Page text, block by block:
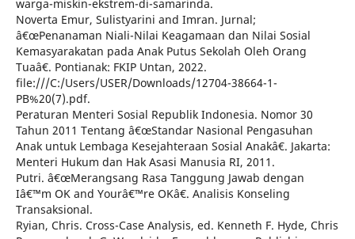
warga-miskin-ekstrem-di-samarinda.
Noverta Emur, Sulistyarini and Imran. Jurnal;
â€œPenanaman Niali-Nilai Keagamaan dan Nilai Sosial
Kemasyarakatan pada Anak Putus Sekolah Oleh Orang
Tuaâ€. Pontianak: FKIP Untan, 2022.
file:///C:/Users/USER/Downloads/12704-38664-1-
PB%20(7).pdf.
Peraturan Menteri Sosial Republik Indonesia. Nomor 30
Tahun 2011 Tentang â€œStandar Nasional Pengasuhan
Anak untuk Lembaga Kesejahteraan Sosial Anakâ€. Jakarta:
Menteri Hukum dan Hak Asasi Manusia RI, 2011.
Putri. â€œMerangsang Rasa Tanggung Jawab dengan
Iâ€™m OK and Yourâ€™re OKâ€. Analisis Konseling
Transaksional.
Ryian, Chris. Cross-Case Analysis, ed. Kenneth F. Hyde, Chris